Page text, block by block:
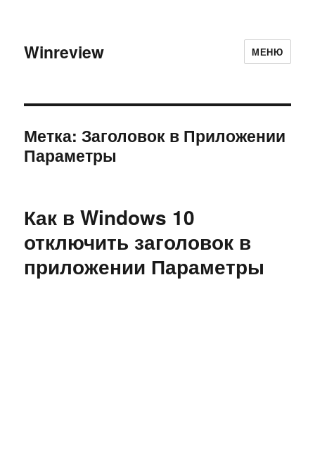
Winreview МЕНЮ
Метка:Заголовок в Приложении
Параметры
Как в Windows 10
отключить заголовок в
приложении Параметры